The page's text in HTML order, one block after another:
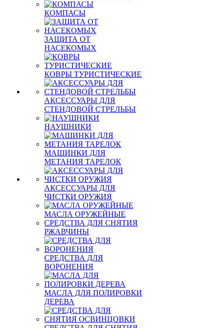
КОМПАСЫ
ЗАЩИТА ОТ
НАСЕКОМЫХ
КОВРЫ ТУРИСТИЧЕСКИЕ
АКСЕССУАРЫ ДЛЯ
СТЕНДОВОЙ СТРЕЛЬБЫ
НАУШНИКИ
МАШИНКИ ДЛЯ
МЕТАНИЯ ТАРЕЛОК
АКСЕССУАРЫ ДЛЯ
ЧИСТКИ ОРУЖИЯ
МАСЛА ОРУЖЕЙНЫЕ
СРЕДСТВА ДЛЯ СНЯТИЯ
РЖАВЧИНЫ
СРЕДСТВА ДЛЯ
ВОРОНЕНИЯ
МАСЛА ДЛЯ ПОЛИРОВКИ
ДЕРЕВА